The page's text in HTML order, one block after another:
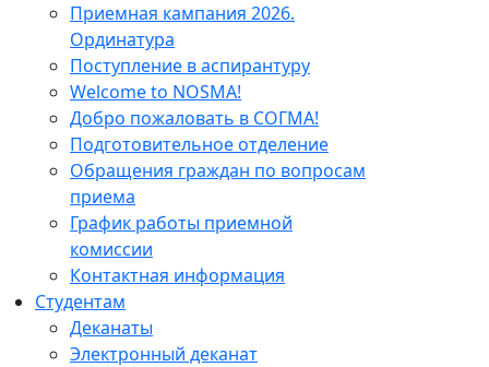
Приемная кампания 2026.
Ординатура
Поступление в аспирантуру
Welcome to NOSMA!
Добро пожаловать в СОГМА!
Подготовительное отделение
Обращения граждан по вопросам
приема
График работы приемной
комиссии
Контактная информация
Студентам
Деканаты
Электронный деканат